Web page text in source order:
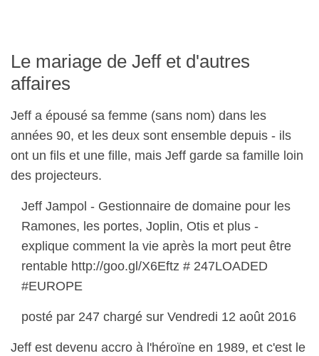
Le mariage de Jeff et d'autres
affaires
Jeff a épousé sa femme (sans nom) dans les
années 90, et les deux sont ensemble depuis - ils
ont un fils et une fille, mais Jeff garde sa famille loin
des projecteurs.
Jeff Jampol - Gestionnaire de domaine pour les
Ramones, les portes, Joplin, Otis et plus -
explique comment la vie après la mort peut être
rentable http://goo.gl/X6Eftz # 247LOADED
#EUROPE
posté par 247 chargé sur Vendredi 12 août 2016
Jeff est devenu accro à l'héroïne en 1989, et c'est le